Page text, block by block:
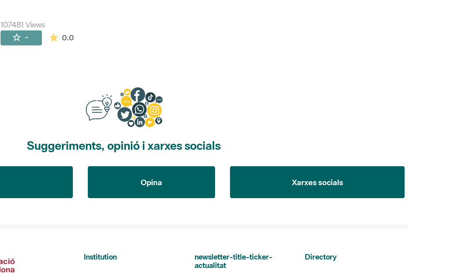
107481 Views
- 0.0The average rating is 0 stars out of 5.
Suggeriments, opinió i xarxes socials
Opina Xarxes socials
Institution
newsletter-title-ticker-
actualitat
Directory